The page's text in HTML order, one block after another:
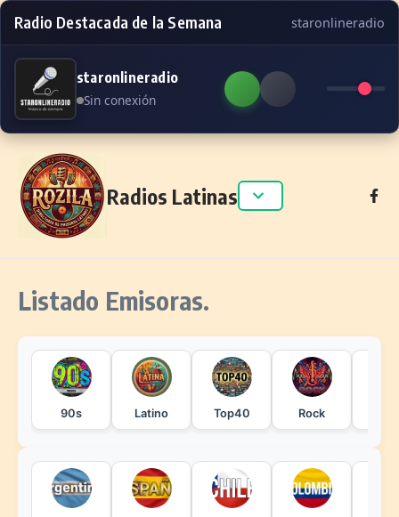
Radio Destacada de la Semana staronlineradio
staronlineradio
Sin conexión
Skip to content
Radios Latinas
Listado Emisoras.
90s Latino Top40 Rock